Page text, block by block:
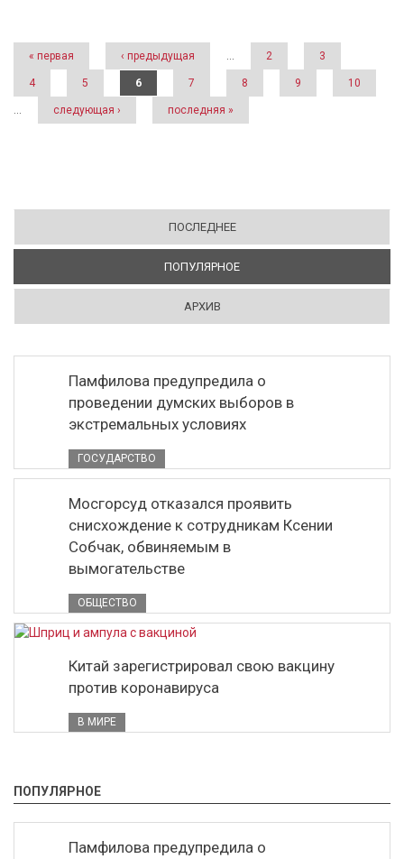
Страницы
« первая ‹ предыдущая … 2 3
4 5 6 7 8 9 10
… следующая › последняя »
ПОСЛЕДНЕЕ
ПОПУЛЯРНОЕ
АРХИВ
Памфилова предупредила о
проведении думских выборов в
экстремальных условиях
ГОСУДАРСТВО
Мосгорсуд отказался проявить
снисхождение к сотрудникам Ксении
Собчак, обвиняемым в
вымогательстве
ОБЩЕСТВО
Китай зарегистрировал свою вакцину
против коронавируса
В МИРЕ
ПОПУЛЯРНОЕ
Памфилова предупредила о